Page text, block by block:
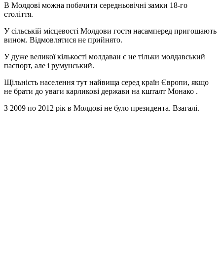
В Молдові можна побачити середньовічні замки 18-го
століття.
У сільській місцевості Молдови гостя насамперед пригощають
вином. Відмовлятися не прийнято.
У дуже великої кількості молдаван є не тільки молдавський
паспорт, але і румунський.
Щільність населення тут найвища серед країн Європи, якщо
не брати до уваги карликові держави на кшталт Монако .
З 2009 по 2012 рік в Молдові не було президента. Взагалі.